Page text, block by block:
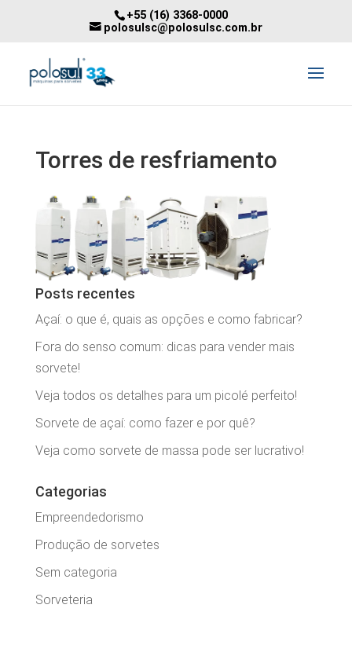
+55 (16) 3368-0000
polosulsc@polosulsc.com.br
Torres de resfriamento
Posts recentes
Açaí: o que é, quais as opções e como fabricar?
Fora do senso comum: dicas para vender mais
sorvete!
Veja todos os detalhes para um picolé perfeito!
Sorvete de açaí: como fazer e por quê?
Veja como sorvete de massa pode ser lucrativo!
Categorias
Empreendedorismo
Produção de sorvetes
Sem categoria
Sorveteria